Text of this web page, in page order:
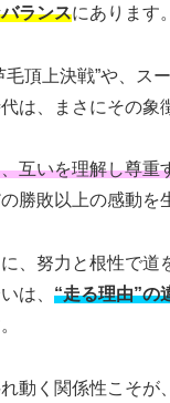
ランスにあります。
毛頂上決戦”や、ス
は、まさにその象
互いを理解し尊重
勝敗以上の感動を
、努力と根性で道
は、 “走る理由”の
動く関係性こそが